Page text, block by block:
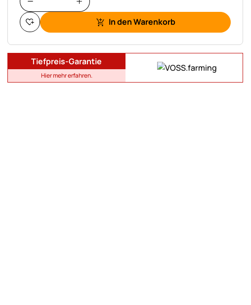
In den Warenkorb
Tiefpreis-Garantie
Hier mehr erfahren.